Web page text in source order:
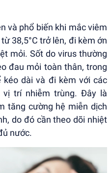
và phổ biến khi mắc viêm
38,5°C trở lên, đi kèm ớn
mỏi. Sốt do virus thường
đau mỏi toàn thân, trong
dài và đi kèm với các
trí nhiễm trùng. Đây là
tăng cường hệ miễn dịch
do đó cần theo dõi nhiệt
nước.